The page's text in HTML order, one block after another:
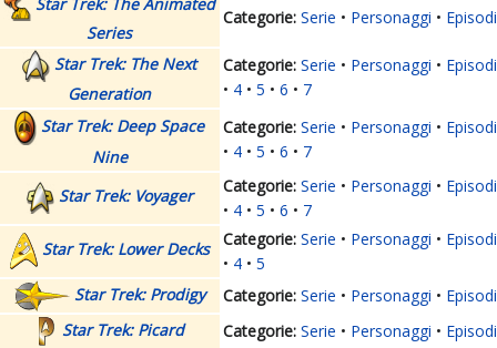
Star Trek: The Animated
Series
Serie Personaggi Episodi
Star Trek: The Next
Generation
Serie Personaggi Episodi
4
5 6
7
Star Trek: Deep Space
Nine
Serie Personaggi Episodi
4
5 6 7
Star Trek: Voyager Serie Personaggi Episodi
4
5 6
7
Star Trek: Lower Decks
Serie Personaggi Episodi
4
5
Star Trek: Prodigy
Serie Personaggi Episodi
Star Trek: Picard
Serie Personaggi Episodi